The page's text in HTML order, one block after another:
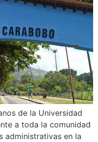
de la Universidad
a toda la comunidad
administrativas en la